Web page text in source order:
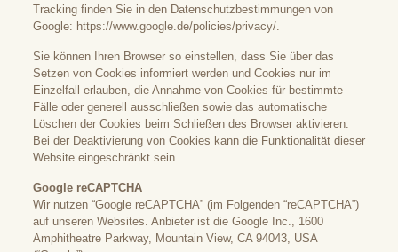
Tracking finden Sie in den Datenschutzbestimmungen von
Google: https://www.google.de/policies/privacy/.
Sie können Ihren Browser so einstellen, dass Sie über das
Setzen von Cookies informiert werden und Cookies nur im
Einzelfall erlauben, die Annahme von Cookies für bestimmte
Fälle oder generell ausschließen sowie das automatische
Löschen der Cookies beim Schließen des Browser aktivieren.
Bei der Deaktivierung von Cookies kann die Funktionalität dieser
Website eingeschränkt sein.
Google reCAPTCHA
Wir nutzen “Google reCAPTCHA” (im Folgenden “reCAPTCHA”)
auf unseren Websites. Anbieter ist die Google Inc., 1600
Amphitheatre Parkway, Mountain View, CA 94043, USA